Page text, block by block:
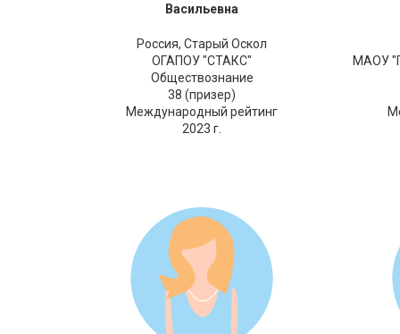
Васильевна
Россия, Старый Оскол
ОГАПОУ "СТАКС"
Обществознание
38 (призер)
Международный рейтинг
2023 г.
МАОУ